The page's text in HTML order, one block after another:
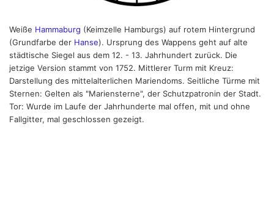
Weiße Hammaburg (Keimzelle Hamburgs) auf rotem Hintergrund
(Grundfarbe der Hanse). Ursprung des Wappens geht auf alte
städtische Siegel aus dem 12. - 13. Jahrhundert zurück. Die
jetzige Version stammt von 1752. Mittlerer Turm mit Kreuz:
Darstellung des mittelalterlichen Mariendoms. Seitliche Türme mit
Sternen: Gelten als "Mariensterne", der Schutzpatronin der Stadt.
Tor: Wurde im Laufe der Jahrhunderte mal offen, mit und ohne
Fallgitter, mal geschlossen gezeigt.